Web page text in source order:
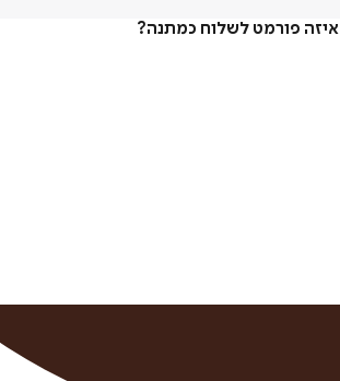
איזה פורמט לשלוח כמתנה?